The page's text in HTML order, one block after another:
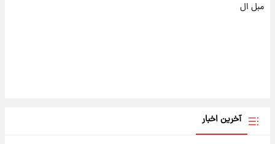
مبل ال
آخرین اخبار